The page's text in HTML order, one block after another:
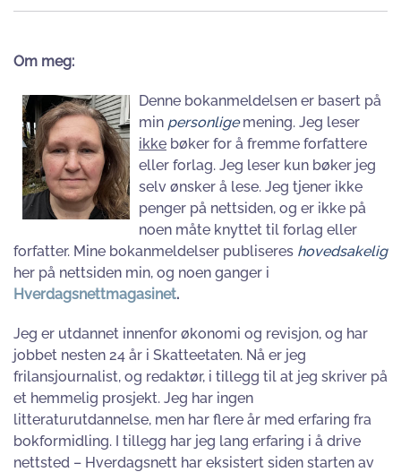
Om meg:
Denne bokanmeldelsen er basert på
min personligemening. Jeg leser
ikke bøker for å fremme forfattere
eller forlag. Jeg leser kun bøker jeg
selv ønsker å lese. Jeg tjener ikke
penger på nettsiden, og er ikke på
noen måte knyttet til forlag eller
forfatter. Mine bokanmeldelser publiseres hovedsakelig
her på nettsiden min, og noen ganger i
Hverdagsnettmagasinet.
Jeg er utdannet innenfor økonomi og revisjon, og har
jobbet nesten 24 år i Skatteetaten. Nå er jeg
frilansjournalist, og redaktør, i tillegg til at jeg skriver på
et hemmelig prosjekt. Jeg har ingen
litteraturutdannelse, men har flere år med erfaring fra
bokformidling. I tillegg har jeg lang erfaring i å drive
nettsted – Hverdagsnett har eksistert siden starten av